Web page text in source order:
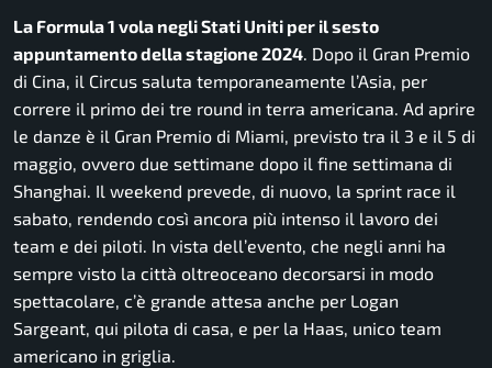
La Formula 1 vola negli Stati Uniti per il sesto
appuntamento della stagione 2024. Dopo il Gran Premio
di Cina, il Circus saluta temporaneamente l’Asia, per
correre il primo dei tre round in terra americana. Ad aprire
le danze è il Gran Premio di Miami, previsto tra il 3 e il 5 di
maggio, ovvero due settimane dopo il fine settimana di
Shanghai. Il weekend prevede, di nuovo, la sprint race il
sabato, rendendo così ancora più intenso il lavoro dei
team e dei piloti. In vista dell’evento, che negli anni ha
sempre visto la città oltreoceano decorsarsi in modo
spettacolare, c’è grande attesa anche per Logan
Sargeant, qui pilota di casa, e per la Haas, unico team
americano in griglia.